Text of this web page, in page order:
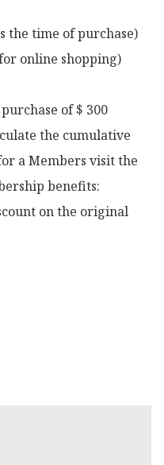
the time of purchase)
online shopping)
of $ 300
the cumulative
a Members visit the
benefits:
on the original